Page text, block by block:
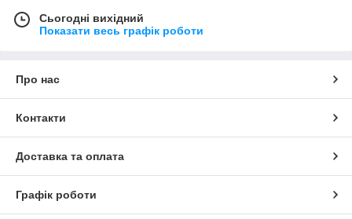
Сьогодні вихідний
Показати весь графік роботи
Про нас
Контакти
Доставка та оплата
Графік роботи